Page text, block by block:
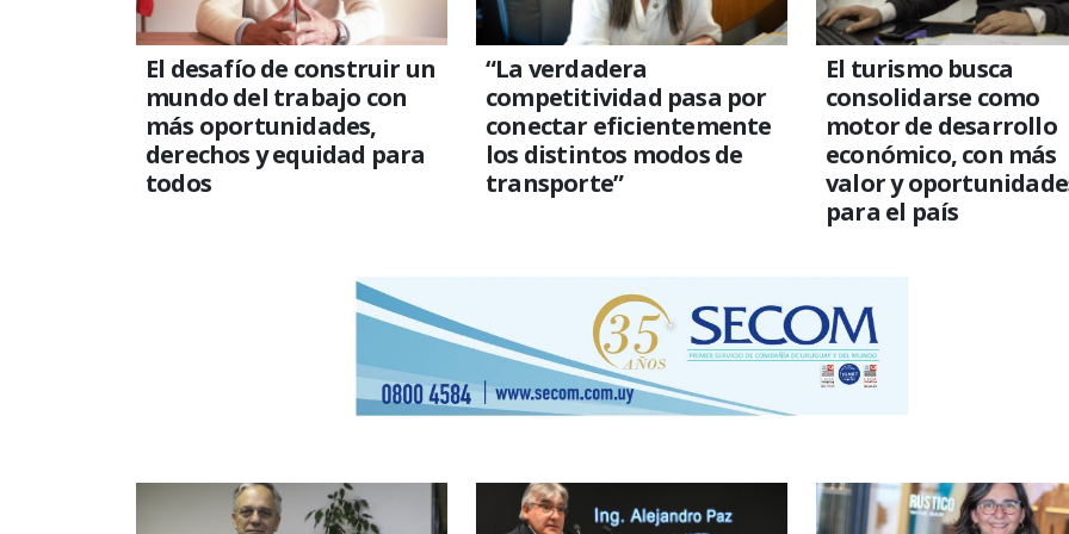
El desafío de construir un
mundo del trabajo con
más oportunidades,
derechos y equidad para
todos
“La verdadera
competitividad pasa por
conectar eficientemente
los distintos modos de
transporte”
El turismo busca
consolidarse como
motor de desarrollo
económico, con más
valor y
para el país